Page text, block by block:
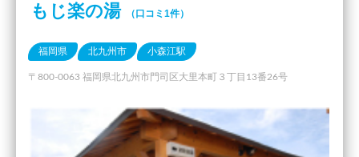
もじ楽の湯 （口コミ1件）
福岡県 北九州市 小森江駅
〒800-0063 福岡県北九州市門司区大里本町３丁目13番26号